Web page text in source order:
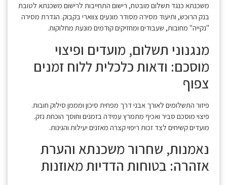
משכנתא כנגד תשלום מובטח, רישום התחייבות לרישום משכנתא לטובת
בנק הרוכש, ותיעוד מסירה מסודר מונעים צווארי בקבוק. הגדרת מסירה
"נקייה" מחובות, שעבודים ומחזיקים קודמים מונעת מחלוקות.
מנגנוני תשלום, מועדים ופיצוי
מוסכם: ודאות כלכלית ללוח זמנים
צפוף
פיזור התשלומים לאורך אבני דרך מפחית סיכון ומממן סילוק חובות.
פיצוי מוסכם סביר ואכיף מתמרץ עמידה בזמנים וחוסך הוכחת נזק.
מועדים קשיחים לצד זכות ריפוי קצרה מאזנים יעילות והגינות.
נאמנות, שחרור משכנתא והערת
אזהרה: בטוחות הדדיות מאוזנות